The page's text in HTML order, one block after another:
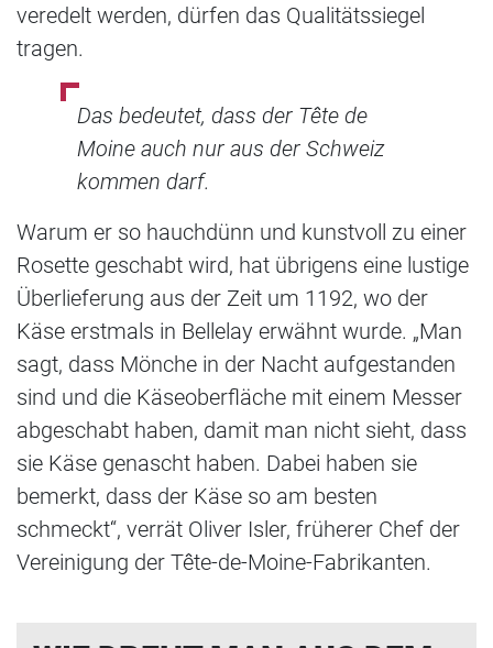
veredelt werden, dürfen das Qualitätssiegel
tragen.
Das bedeutet, dass der Tête de
Moine auch nur aus der Schweiz
kommen darf.
Warum er so hauchdünn und kunstvoll zu einer
Rosette geschabt wird, hat übrigens eine lustige
Überlieferung aus der Zeit um 1192, wo der
Käse erstmals in Bellelay erwähnt wurde. „Man
sagt, dass Mönche in der Nacht aufgestanden
sind und die Käseoberfläche mit einem Messer
abgeschabt haben, damit man nicht sieht, dass
sie Käse genascht haben. Dabei haben sie
bemerkt, dass der Käse so am besten
schmeckt“, verrät Oliver Isler, früherer Chef der
Vereinigung der Tête-de-Moine-Fabrikanten.